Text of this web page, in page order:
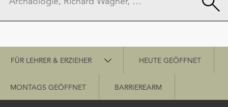
Schnellzugriff
FÜR LEHRER & ERZIEHER HEUTE GEÖFFNET
MONTAGS GEÖFFNET BARRIEREARM